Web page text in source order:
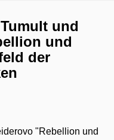
und
und
der
"Rebellion und